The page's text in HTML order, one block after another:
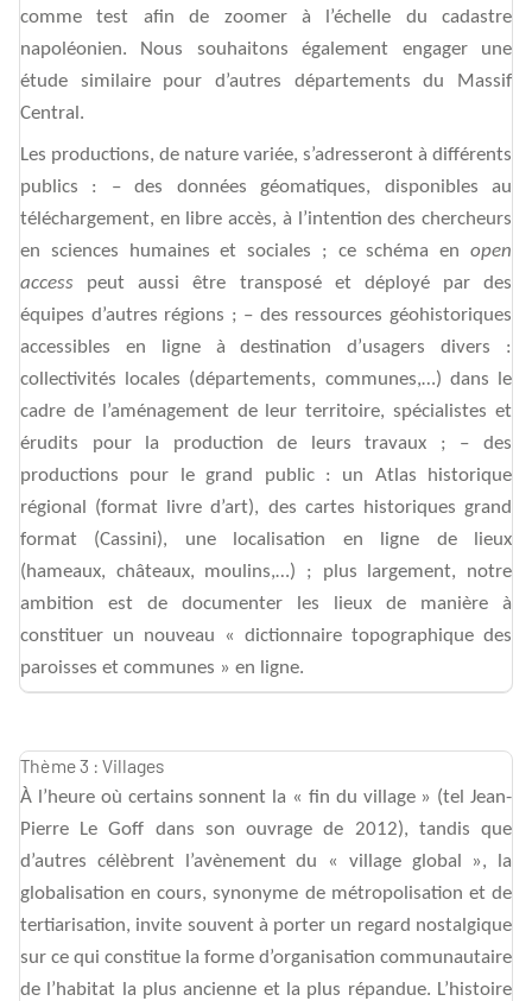
comme test afin de zoomer à l’échelle du cadastre
napoléonien. Nous souhaitons également engager une
étude similaire pour d’autres départements du Massif
Central.
Les productions, de nature variée, s’adresseront à différents
publics : – des données géomatiques, disponibles au
téléchargement, en libre accès, à l’intention des chercheurs
en sciences humaines et sociales ; ce schéma en open
access peut aussi être transposé et déployé par des
équipes d’autres régions ; – des ressources géohistoriques
accessibles en ligne à destination d’usagers divers :
collectivités locales (départements, communes,…) dans le
cadre de l’aménagement de leur territoire, spécialistes et
érudits pour la production de leurs travaux ; – des
productions pour le grand public : un Atlas historique
régional (format livre d’art), des cartes historiques grand
format (Cassini), une localisation en ligne de lieux
(hameaux, châteaux, moulins,…) ; plus largement, notre
ambition est de documenter les lieux de manière à
constituer un nouveau « dictionnaire topographique des
paroisses et communes » en ligne.
Thème 3 : Villages
À l’heure où certains sonnent la « fin du village » (tel Jean-
Pierre Le Goff dans son ouvrage de 2012), tandis que
d’autres célèbrent l’avènement du « village global », la
globalisation en cours, synonyme de métropolisation et de
tertiarisation, invite souvent à porter un regard nostalgique
sur ce qui constitue la forme d’organisation communautaire
de l’habitat la plus ancienne et la plus répandue. L’histoire